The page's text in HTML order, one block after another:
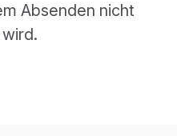
Absenden nicht